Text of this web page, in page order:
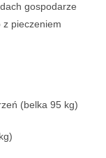
gospodarze
pieczeniem
(belka 95 kg)